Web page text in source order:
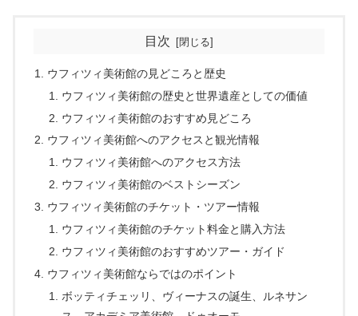
目次
ウフィツィ美術館の見どころと歴史
ウフィツィ美術館の歴史と世界遺産としての価値
ウフィツィ美術館のおすすめ見どころ
ウフィツィ美術館へのアクセスと観光情報
ウフィツィ美術館へのアクセス方法
ウフィツィ美術館のベストシーズン
ウフィツィ美術館のチケット・ツアー情報
ウフィツィ美術館のチケット料金と購入方法
ウフィツィ美術館のおすすめツアー・ガイド
ウフィツィ美術館ならではのポイント
ボッティチェッリ、ヴィーナスの誕生、ルネサン